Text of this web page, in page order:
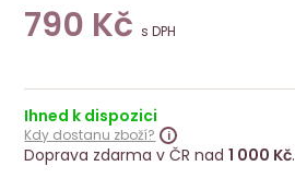
790 Kčs DPH
Ihned k dispozici
Kdy dostanu zboží?
Doprava zdarma v ČR nad1 000 Kč.